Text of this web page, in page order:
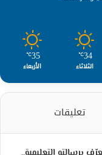
34
℃
الثلاثاء
35
℃
الأربعاء
تعليقات